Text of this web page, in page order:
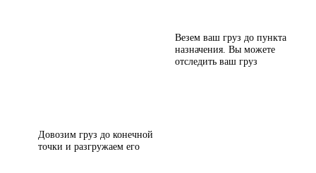
Везем ваш груз до пункта
назначения. Вы можете
отследить ваш груз
Довозим груз до конечной
точки и разгружаем его